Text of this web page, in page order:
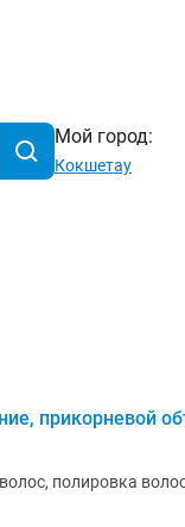
Мой город:
Кокшетау
прикорневой
полировка